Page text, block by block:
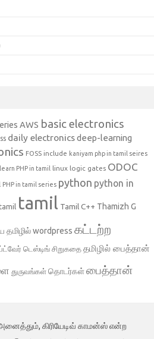
AWS basic electronics
daily electronicsdeep-learning
FOSS include kaniyam php in tamil seires
learn PHP in tamil linux logic gates ODOC
PHP in tamil series python python in
tamil Tamil C++ Thamizh G
தமிழில் wordpress கட்டற்ற
டெஸ்டிங் சிறுகதை தமிழில் பைத்தான்
துருவங்கள் தொடர்கள்பைத்தான்
கிரியேடிவ் காமன்ஸ் என்ற